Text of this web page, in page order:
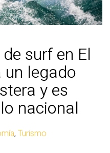
surf en El
legado
y es
nacional
, Turismo